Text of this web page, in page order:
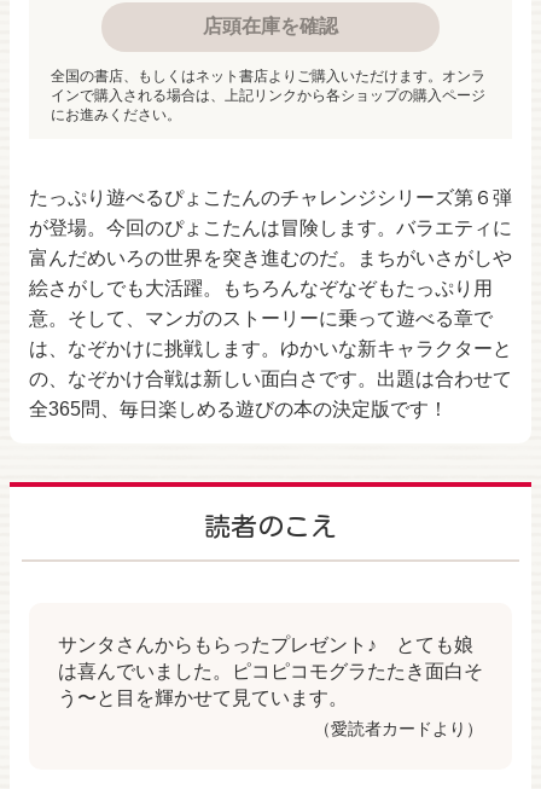
たっぷり遊べるぴょこたんのチャレンジシリーズ第６弾
が登場。今回のぴょこたんは冒険します。バラエティに
富んだめいろの世界を突き進むのだ。まちがいさがしや
絵さがしでも大活躍。もちろんなぞなぞもたっぷり用
意。そして、マンガのストーリーに乗って遊べる章で
は、なぞかけに挑戦します。ゆかいな新キャラクターと
の、なぞかけ合戦は新しい面白さです。出題は合わせて
全365問、毎日楽しめる遊びの本の決定版です！
店頭在庫を確認
全国の書店、もしくはネット書店よりご購入いただけます。オンラ
インで購入される場合は、上記リンクから各ショップの購入ページ
にお進みください。
読者のこえ
サンタさんからもらったプレゼント♪ とても娘
は喜んでいました。ピコピコモグラたたき面白そ
う〜と目を輝かせて見ています。
（愛読者カードより）